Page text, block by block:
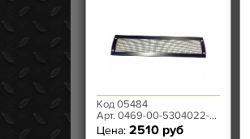
Код 05484
Арт. 0469-00-5304022-00
Цена: 2510 руб